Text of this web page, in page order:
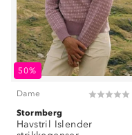
50%
Dame
Stormberg
Havstril Islender